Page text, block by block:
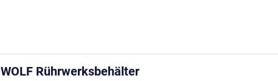
WOLF Rührwerksbehälter